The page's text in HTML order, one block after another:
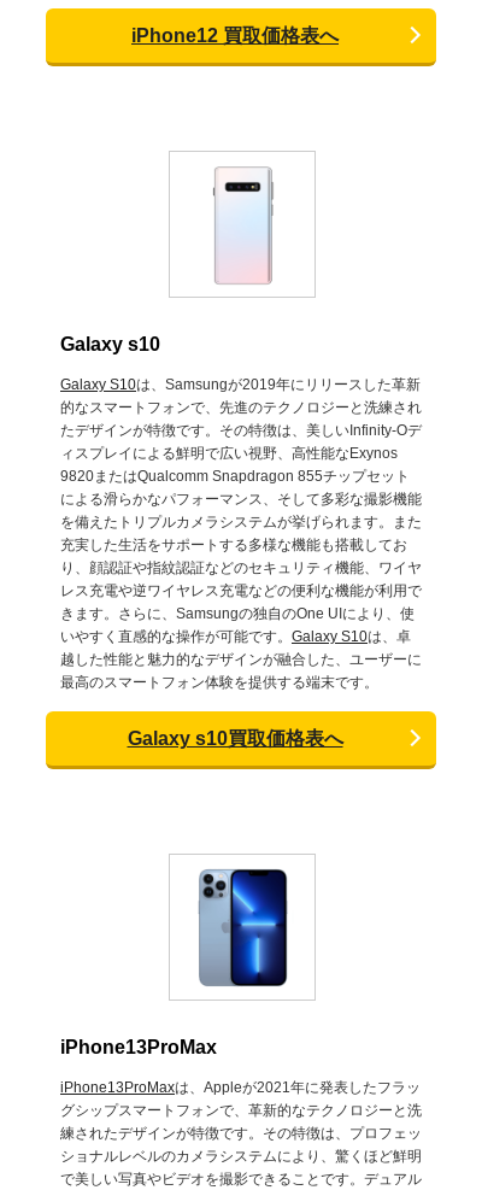
iPhone12 買取価格表へ
Galaxy s10
Galaxy S10は、Samsungが2019年にリリースした革新
的なスマートフォンで、先進のテクノロジーと洗練され
たデザインが特徴です。その特徴は、美しいInfinity-Oデ
ィスプレイによる鮮明で広い視野、高性能なExynos
9820またはQualcomm Snapdragon 855チップセット
による滑らかなパフォーマンス、そして多彩な撮影機能
を備えたトリプルカメラシステムが挙げられます。また
充実した生活をサポートする多様な機能も搭載してお
り、顔認証や指紋認証などのセキュリティ機能、ワイヤ
レス充電や逆ワイヤレス充電などの便利な機能が利用で
きます。さらに、Samsungの独自のOne UIにより、使
いやすく直感的な操作が可能です。 Galaxy S10は、卓
越した性能と魅力的なデザインが融合した、ユーザーに
最高のスマートフォン体験を提供する端末です。
Galaxy s10買取価格表へ
iPhone13ProMax
iPhone13ProMaxは、Appleが2021年に発表したフラッ
グシップスマートフォンで、革新的なテクノロジーと洗
練されたデザインが特徴です。その特徴は、プロフェッ
ショナルレベルのカメラシステムにより、驚くほど鮮明
で美しい写真やビデオを撮影できることです。デュアル